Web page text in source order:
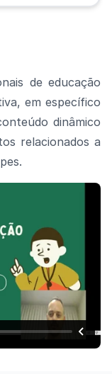
de educação
em específico
dinâmico
relacionados a
vídeo